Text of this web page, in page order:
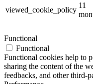
viewed_cookie_policy
11
Functional
Functional
Functional cookies help to
sharing the content of the
feedbacks, and other third-